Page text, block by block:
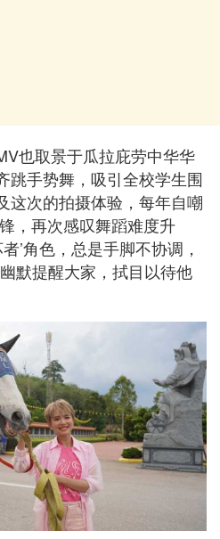
也取景于瓜拉庇劳中华华
跳手势舞，吸引全校学生围
这次的拍摄体验，每年自嘲
，再次感叹舞蹈难度升
’角色，总是手脚不协调，
默提醒大家，拭目以待他